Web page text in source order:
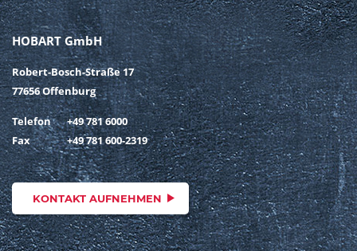
HOBART GmbH
Robert-Bosch-Straße 17
77656 Offenburg
Telefon
+49 781 6000
Fax
+49 781 600-2319
KONTAKT AUFNEHMEN